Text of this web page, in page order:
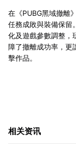
在《PUBG黑域撤離
任務成敗與裝備保留
化及遊戲參數調整，
障了撤離成功率，更
擊作品。
相关资讯